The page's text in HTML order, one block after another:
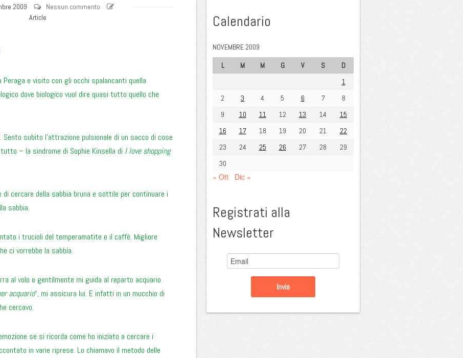
2009
Nessun commento
Article
Peraga e visito con gli occhi spalancanti quella
dove biologico vuol dire quasi tutto quello che
Sento subito l’attrazione pulsionale di un sacco di cose
– la sindrome di Sophie Kinsella di I love shopping
di cercare della sabbia bruna e sottile per continuare i
sabbia.
i trucioli del temperamatite e il caffè. Migliore
ci vorrebbe la sabbia.
al volo e gentilmente mi guida al reparto acquario.
acquario“, mi assicura lui. E infatti in un mucchio di
cercavo.
se si ricorda come ho iniziato a cercare i
in varie riprese. Lo chiamavo il metodo delle
Calendario
NOVEMBRE 2009
L
M M G V S
D
1
2
3 4 5 6 7
8
9
10 11 12 13 14
15
16
17 18 19 20 21
22
23
24 25 26 27 28
29
30
« Ott Dic »
Registrati alla
Newsletter